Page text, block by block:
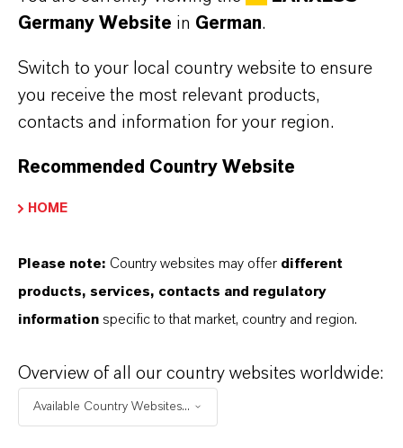
im zweiten Quartal 2026
PRESSEINFORMATIONEN
Germany Website in German.
Switch to your local country website to ensure
you receive the most relevant products,
contacts and information for your region.
Recommended Country Website
HOME
Please note: Country websites may offer different
products, services, contacts and regulatory
information specific to that market, country and region.
Overview of all our country websites worldwide:
Available Country Websites...